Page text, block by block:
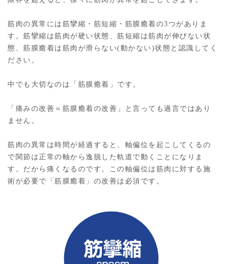
筋肉の異常には筋攣縮・筋短縮・筋膜癒着の3つがありま
す。筋攣縮は筋肉が硬い状態、筋短縮は筋肉が伸びない状
態、筋膜癒着は筋肉が滑らない(動かない)状態と認識してく
ださい。
中でも大切なのは「筋膜癒着」です。
「痛みの改善＝筋膜癒着の改善」と言っても過言ではあり
ません。
筋肉の異常は時間が経過すると、軸偏位を起こしてくるの
で関節は正常の軸から逸脱した軌道で動くことになりま
す。だから痛くなるのです。この軸偏位は筋肉に対する施
術が必要で「筋膜癒着」の改善は必須です。